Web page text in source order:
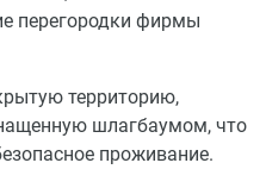
перегородки фирмы
территорию,
шлагбаумом, что
проживание.